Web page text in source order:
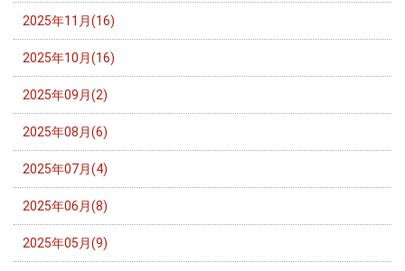
2025年11月(16)
2025年10月(16)
2025年09月(2)
2025年08月(6)
2025年07月(4)
2025年06月(8)
2025年05月(9)